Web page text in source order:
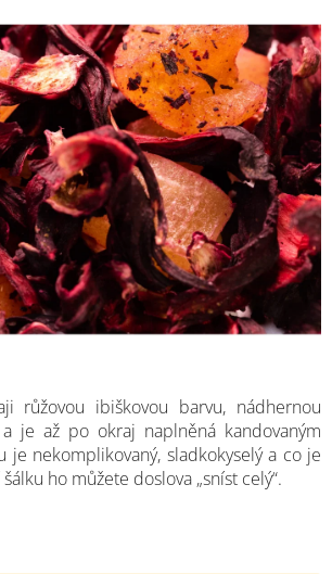
růžovou ibiškovou barvu, nádhernou
je až po okraj naplněná kandovaným
je nekomplikovaný, sladkokyselý a co je
ho můžete doslova „sníst celý“.